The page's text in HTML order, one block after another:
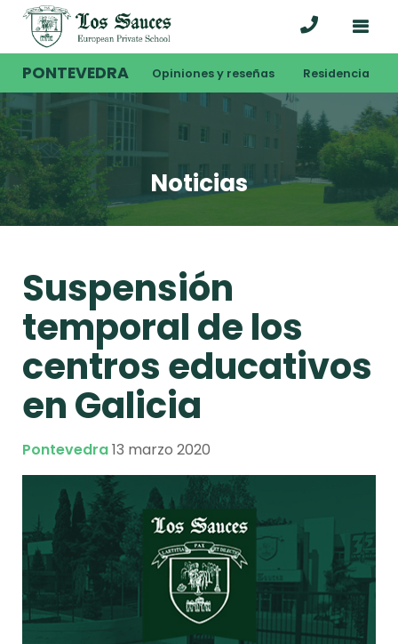
PONTEVEDRA Opiniones y reseñas Residencia
Noticias
Suspensión
temporal de los
centros educativos
en Galicia
Pontevedra13 marzo 2020